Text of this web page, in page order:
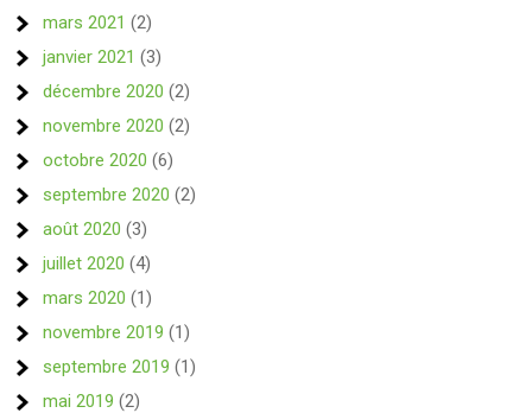
mars 2021 (2)
janvier 2021 (3)
décembre 2020 (2)
novembre 2020 (2)
octobre 2020 (6)
septembre 2020 (2)
août 2020 (3)
juillet 2020 (4)
mars 2020 (1)
novembre 2019 (1)
septembre 2019 (1)
mai 2019 (2)